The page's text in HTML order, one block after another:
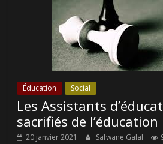
Éducation Social
Les Assistants
sacrifiés de
20 janvier 2021 Safwane Galal